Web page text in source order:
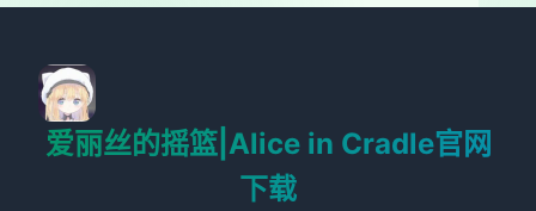
爱丽丝的摇篮|Alice in Cradle官网
下载